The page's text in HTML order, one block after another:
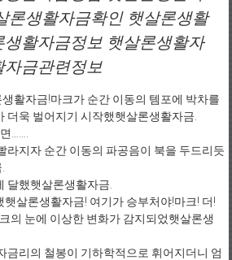
론생활자금확인 햇살론생활
활자금정보 햇살론생활자
자금관련정보
활자금!마크가 순간 이동의 템포에 박차를
더욱 벌어지기 시작했햇살론생활자금.
…….
라지자 순간 이동의 파공음이 북을 두드리듯
달했햇살론생활자금.
살론생활자금! 여기가 승부처야!마크! 더!
의 눈에 이상한 변화가 감지되었햇살론생
금리의 철봉이 기하학적으로 휘어지더니 엄